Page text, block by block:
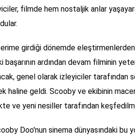
filmde hem nostaljik anlar
girdiği dönemde eleştirmenlerden
ardından devam filminin
genel olarak izleyiciler
haline geldi. Scooby ve ekibinin
ve yeni nesiller tarafından
Doo'nun sinema dünyasındaki bu